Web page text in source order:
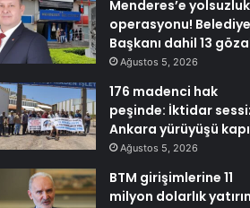
Menderes’e yolsuzluk
operasyonu! Belediye
Başkanı dahil 13
Ağustos 5, 2026
176 madenci hak
peşinde: İktidar
Ankara yürüyüşü
Ağustos 5, 2026
BTM girişimlerine 11
milyon dolarlık